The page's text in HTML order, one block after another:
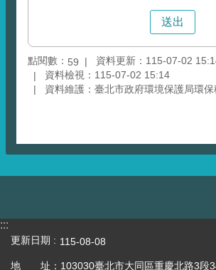
點閱數： 59
資料更新：115-07-02
資料檢視：115-07-02 15:14
資料維護：臺北市政府環境保護局環
:::
更新日期 115-08-08
地 址：103030臺北市大同區重慶北路3段